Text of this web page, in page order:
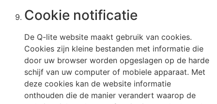
Cookie notificatie
De Q-lite website maakt gebruik van cookies.
Cookies zijn kleine bestanden met informatie die
door uw browser worden opgeslagen op de harde
schijf van uw computer of mobiele apparaat. Met
deze cookies kan de website informatie
onthouden die de manier verandert waarop de